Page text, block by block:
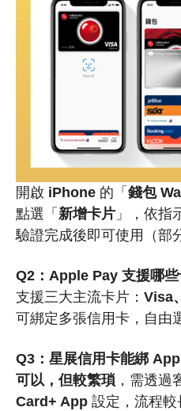
開啟 iPhone 的「 錢包
點選「 新增卡片 」，依指
驗證完成後即可使用（部
Q2：Apple Pay 支援哪些
支援三大主流卡片： Visa
可綁定多張信用卡，自由
Q3：星展信用卡能綁
可以，但較繁瑣 ，需透過
Card+ App 設定，流程較